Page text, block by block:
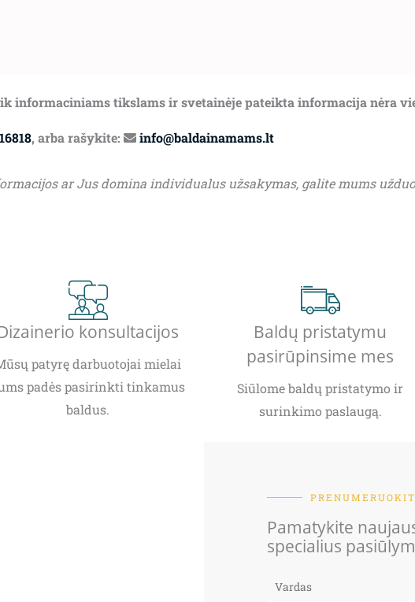
informaciniams tikslams ir svetainėje pateikta informacija nėra
, arba rašykite: info@baldainamams.lt
ar Jus domina individualus užsakymas, galite mums
konsultacijos
patyrę darbuotojai mielai
padės pasirinkti tinkamus
baldus.
Baldų pristatymu
pasirūpinsime mes
Siūlome baldų pristatymo ir
surinkimo paslaugą.
Pamatykite
specialius